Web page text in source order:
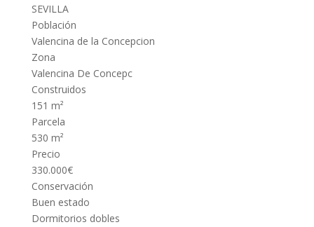
SEVILLA
Población
Valencina de la Concepcion
Zona
Valencina De Concepc
Construidos
151 m²
Parcela
530 m²
Precio
330.000€
Conservación
Buen estado
Dormitorios dobles